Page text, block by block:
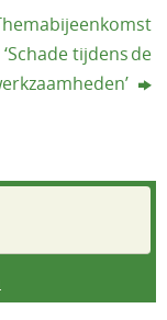
‘Schade tijdens de